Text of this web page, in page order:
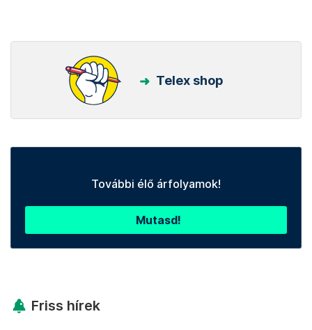
Telex shop
További élő árfolyamok!
Mutasd!
Friss hírek